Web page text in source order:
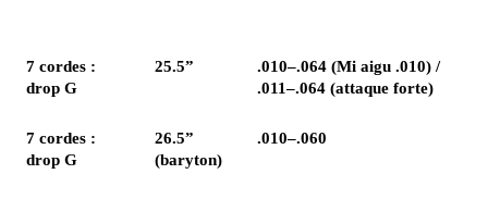
7 cordes :
drop G
25.5”
.010–.064 (Mi aigu .010) /
.011–.064 (attaque forte)
7 cordes :
drop G
26.5”
(baryton)
.010–.060